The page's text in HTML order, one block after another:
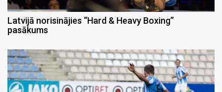
Latvijā norisinājies “Hard & Heavy Boxing”
pasākums